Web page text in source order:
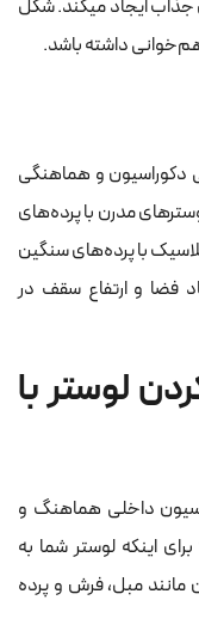
ایجاد میکند. شکل
هم‌خوانی داشته باشد.
دکوراسیون و هماهنگی
مدرن با پرده‌های
با پرده‌های سنگین
فضا و ارتفاع سقف در
لوستر با
داخلی هماهنگ و
اینکه لوستر شما به
مانند مبل، فرش و پرده